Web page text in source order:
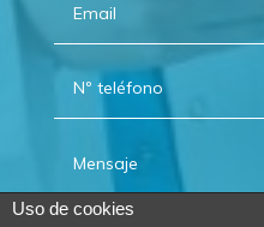
Uso de cookies